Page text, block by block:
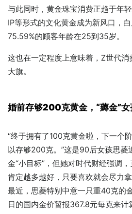
与此同时，黄金珠宝消费正趋于年
IP等形式的文化黄金成为新风口，
75.59%的顾客年龄在25到35岁。
这也在一定程度上意味着，Z世代
大旗。
婚前存够200克黄金，“薅金”
“终于拥有了100克黄金啦，下一个
以存够200克。”这是90后女孩思菱
金“小目标”，但她对时代财经强调
肯定越多越好，只要喜欢就会尽力拿
最近，思菱特别中意一只重40克的
日的国内金价暂报367.8元每克来计